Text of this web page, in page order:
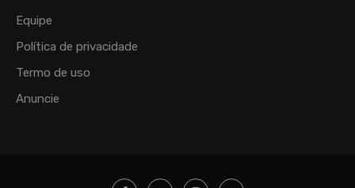
Equipe
Política de privacidade
Termo de uso
Anuncie